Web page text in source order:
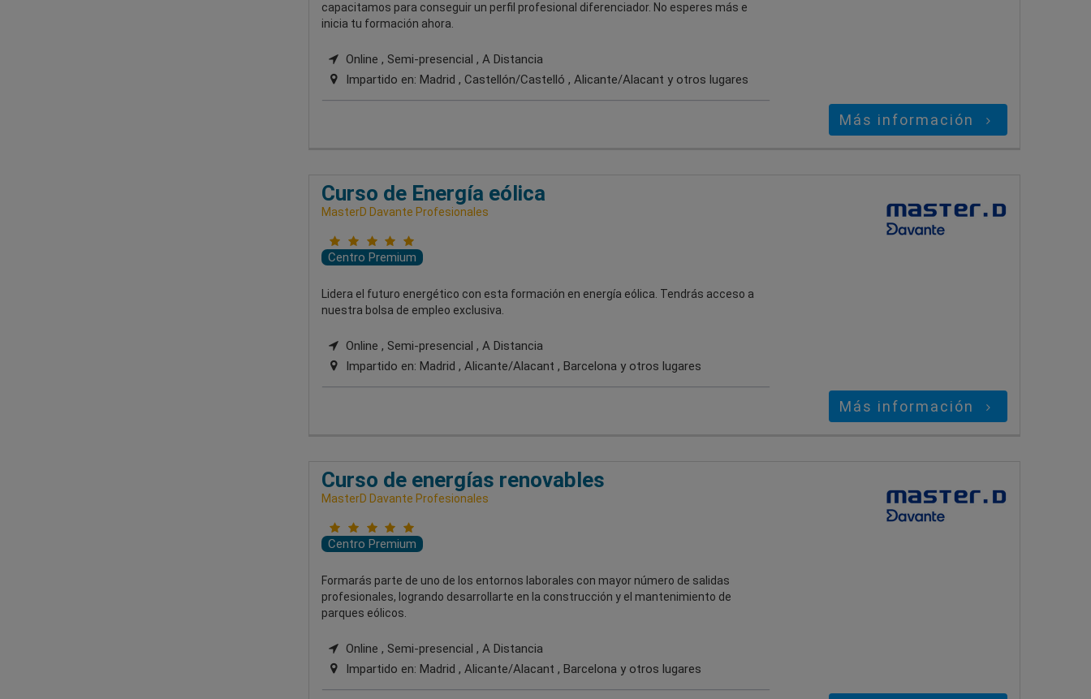
capacitamos para conseguir un perfil profesional diferenciador. No esperes más e
inicia tu formación ahora.
Online , Semi-presencial , A Distancia
Impartido en: Madrid , Castellón/Castelló , Alicante/Alacant y otros lugares
Más información
Curso de Energía eólica
MasterD Davante Profesionales
Centro Premium
Lidera el futuro energético con esta formación en energía eólica. Tendrás acceso a
nuestra bolsa de empleo exclusiva.
Online , Semi-presencial , A Distancia
Impartido en: Madrid , Alicante/Alacant , Barcelona y otros lugares
Más información
Curso de energías renovables
MasterD Davante Profesionales
Centro Premium
Formarás parte de uno de los entornos laborales con mayor número de salidas
profesionales, logrando desarrollarte en la construcción y el mantenimiento de
parques eólicos.
Online , Semi-presencial , A Distancia
Impartido en: Madrid , Alicante/Alacant , Barcelona y otros lugares